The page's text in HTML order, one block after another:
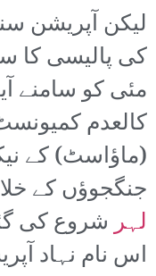
لیکن آپریشن
مئی کو سامنے
کالعدم
جنگجوؤں کے
لہرشروع کی
اس نام نہاد